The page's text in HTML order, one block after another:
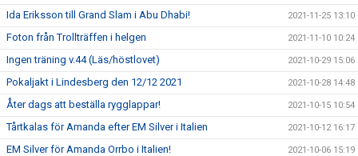
Ida Eriksson till Grand Slam i Abu Dhabi! 2021-11-25 13:10
Foton från Trollträffen i helgen 2021-11-10 10:24
Ingen träning v.44 (Läs/höstlovet) 2021-10-29 15:06
Pokaljakt i Lindesberg den 12/12 2021 2021-10-28 14:48
Åter dags att beställa rygglappar! 2021-10-15 10:54
Tårtkalas för Amanda efter EM Silver i Italien 2021-10-12 16:17
EM Silver för Amanda Orrbo i Italien! 2021-10-06 15:19